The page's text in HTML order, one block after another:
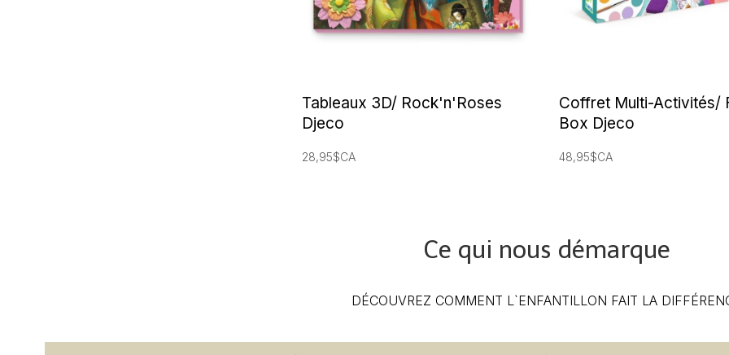
Tableaux 3D/ Rock'n'Roses
Djeco
28,95$CA
Coffret Multi-Activités/
Box Djeco
48,95$CA
Ce qui nous démarque
DÉCOUVREZ COMMENT L`ENFANTILLON FAIT LA